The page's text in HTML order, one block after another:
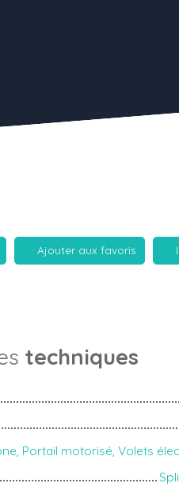
Ajouter aux favoris
techniques
Portail motorisé, Volets